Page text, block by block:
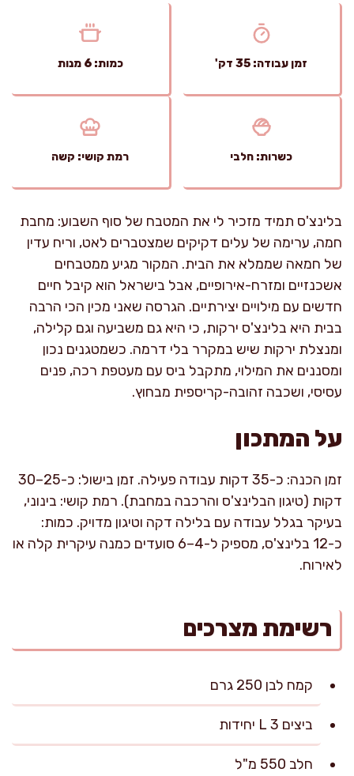
זמן עבודה: 35 דק' כמות: 6 מנות
כשרות: חלבי רמת קושי: קשה
בלינצ'ס תמיד מזכיר לי את המטבח של סוף השבוע: מחבת
חמה, ערימה של עלים דקיקים שמצטברים לאט, וריח עדין
של חמאה שממלא את הבית. המקור מגיע ממטבחים
אשכנזיים ומזרח-אירופיים, אבל בישראל הוא קיבל חיים
חדשים עם מילויים יצירתיים. הגרסה שאני מכין הכי הרבה
בבית היא בלינצ'ס ירקות, כי היא גם משביעה וגם קלילה,
ומנצלת ירקות שיש במקרר בלי דרמה. כשמטגנים נכון
ומסננים את המילוי, מתקבל ביס עם מעטפת רכה, פנים
עסיסי, ושכבה זהובה-קריספית מבחוץ.
על המתכון
זמן הכנה: כ-35 דקות עבודה פעילה. זמן בישול: כ-25–30
דקות (טיגון הבלינצ'ס והרכבה במחבת). רמת קושי: בינוני,
בעיקר בגלל עבודה עם בלילה דקה וטיגון מדויק. כמות:
כ-12 בלינצ'ס, מספיק ל-4–6 סועדים כמנה עיקרית קלה או
לאירוח.
רשימת מצרכים
קמח לבן 250 גרם
ביצים L 3 יחידות
חלב 550 מ"ל